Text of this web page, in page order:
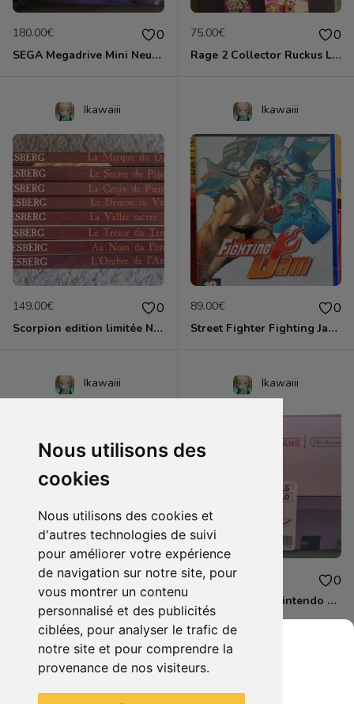
Nous utilisons des
cookies
Nous utilisons des cookies et
d'autres technologies de suivi
pour améliorer votre expérience
de navigation sur notre site, pour
vous montrer un contenu
personnalisé et des publicités
ciblées, pour analyser le trafic de
notre site et pour comprendre la
provenance de nos visiteurs.
180.00€ 0
SEGA Megadrive Mini Neuve 42 jeux 2 manettes
75.00€ 0
Rage 2 Collector Ruckus Le Broyeur Neuf
Ikawaiii
149.00€ 0
Scorpion edition limitée Neufs - Desberg
Ikawaiii
89.00€ 0
Street Fighter Fighting Jam PS2 NEUF emballé!
Ikawaiii
65.00€ 0
Baskets Vans X Nintendo Yoshi Neuves!
Ikawaiii
65.00€ 0
Baskets Vans X Nintendo Princess Peach 2015 Neuves
Grenier du Geek